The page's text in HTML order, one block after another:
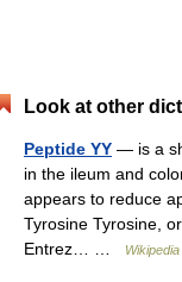
Look at other
Peptide YY — is a
in the ileum and
appears to reduce
Tyrosine Tyrosine,
Entrez… …
Wikipedia